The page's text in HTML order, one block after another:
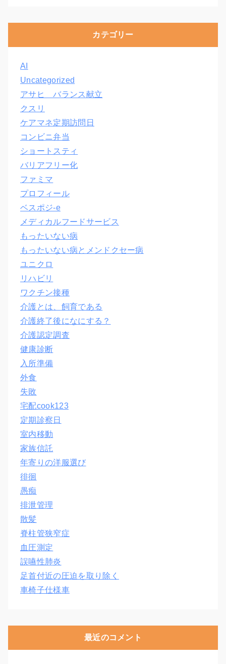
カテゴリー
AI
Uncategorized
アサヒ バランス献立
クスリ
ケアマネ定期訪問日
コンビニ弁当
ショートスティ
バリアフリー化
ファミマ
プロフィール
ベスポジ-e
メディカルフードサービス
もったいない病
もったいない病とメンドクセー病
ユニクロ
リハビリ
ワクチン接種
介護とは、飼育である
介護終了後になにする？
介護認定調査
健康診断
入所準備
外食
失敗
宅配cook123
定期診察日
室内移動
家族信託
年寄りの洋服選び
徘徊
愚痴
排泄管理
散髪
脊柱管狭窄症
血圧測定
誤嚥性肺炎
足首付近の圧迫を取り除く
車椅子仕様車
最近のコメント